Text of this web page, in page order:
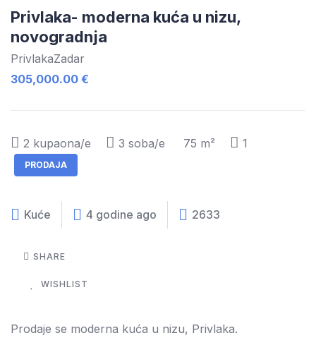
Privlaka- moderna kuća u nizu,
novogradnja
PrivlakaZadar
305,000.00 €
2 kupaona/e 3 soba/e 75 m² 1
PRODAJA
Kuće 4 godine ago 2633
SHARE
WISHLIST
Prodaje se moderna kuća u nizu, Privlaka.